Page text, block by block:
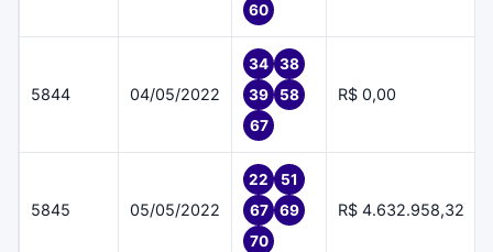
60
5844 04/05/2022
34
38
39
58
67
R$ 0,00
5845 05/05/2022
22
51
67
69
70
R$ 4.632.958,32